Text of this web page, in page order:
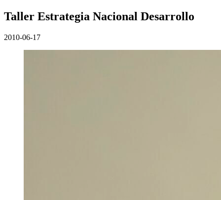
Taller Estrategia Nacional Desarrollo
2010-06-17